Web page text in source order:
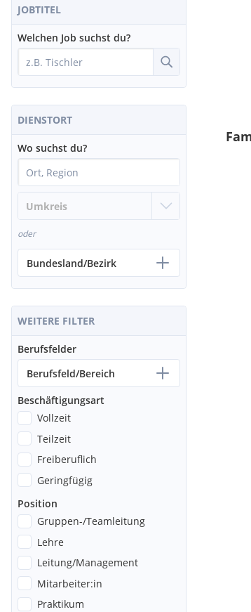
JOBTITEL
Welchen Job suchst du?
DIENSTORT
Wo suchst du?
oder
Bundesland/Bezirk
WEITERE FILTER
Berufsfelder
Berufsfeld/Bereich
Beschäftigungsart
Vollzeit
Teilzeit
Freiberuflich
Geringfügig
Position
Gruppen-/Teamleitung
Lehre
Leitung/Management
Mitarbeiter:in
Praktikum